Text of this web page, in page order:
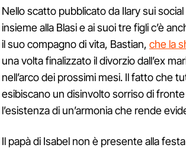
Nello scatto pubblicato da Ilary sui
insieme alla Blasi e ai suoi tre figli c’è
il suo compagno di vita, Bastian, che la
una volta finalizzato il divorzio dall’ex
nell’arco dei prossimi mesi. Il fatto che
esibiscano un disinvolto sorriso di
l’esistenza di un’armonia che rende
Il papà di Isabel non è presente alla